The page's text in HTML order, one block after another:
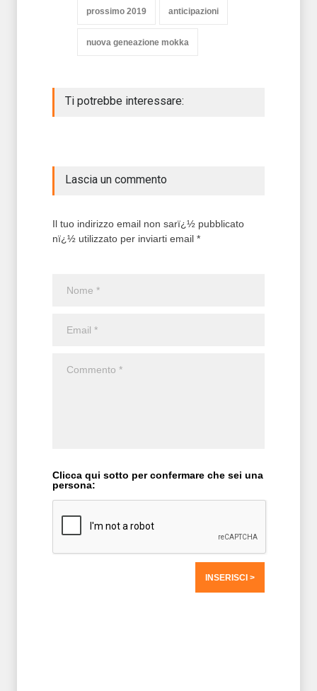
prossimo 2019 anticipazioni
nuova geneazione mokka
Ti potrebbe interessare:
Lascia un commento
Il tuo indirizzo email non sarï¿½ pubblicato
nï¿½ utilizzato per inviarti email *
Clicca qui sotto per confermare che sei una
persona: